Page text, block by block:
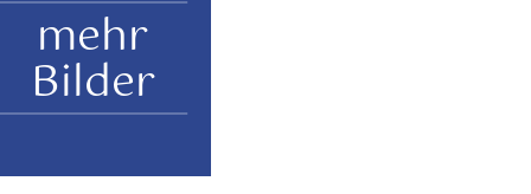
mehr
Bilder